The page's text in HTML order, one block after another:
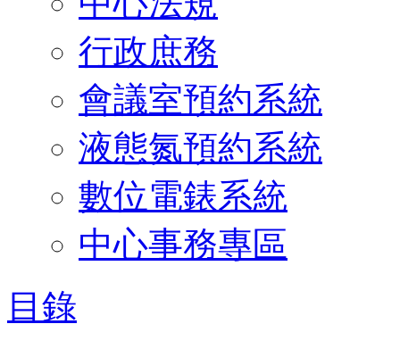
行政庶務
會議室預約系統
液態氮預約系統
數位電錶系統
中心事務專區
目錄